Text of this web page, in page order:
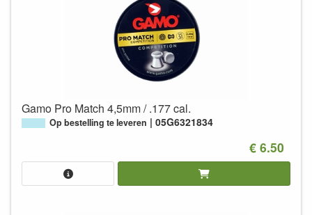
Gamo Pro Match 4,5mm / .177 cal.
Op bestelling te leveren 05G6321834
€ 6.50